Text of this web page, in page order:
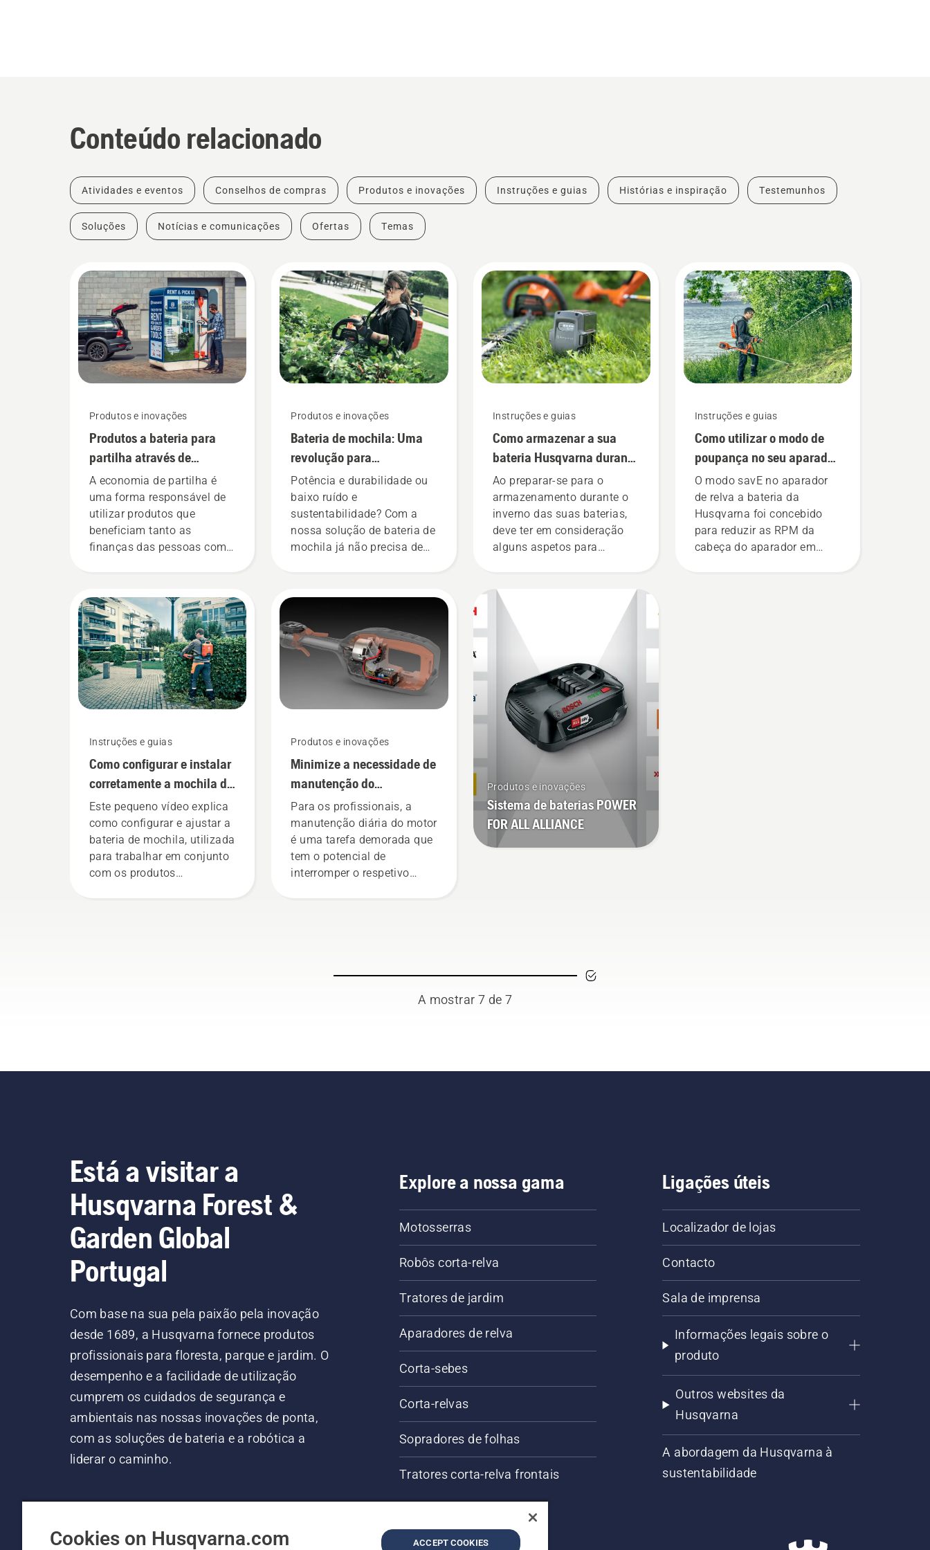
Conteúdo relacionado
Atividades e eventos Conselhos de compras Produtos e inovações Instruções e guias Histórias e inspiração Testemunhos
Soluções Notícias e comunicações Ofertas Temas
Produtos e inovações
Produtos a bateria para
partilha através de
armários de ferramentas
digitais
A economia de partilha é
uma forma responsável de
utilizar produtos que
beneficiam tanto as
finanças das pessoas como
modelo é perfeito para
ferramentas de jardinagem
e estamos agora a
disponibilizar às pessoas a
partilha das nossas
máquinas a bateria,
alugando-as em armários
de ferramentas digitais
You em muitos países.
Instruções e guias
Como configurar e instalar
corretamente a mochila da
bateria
Este pequeno vídeo explica
como configurar e ajustar a
bateria de mochila, utilizada
para trabalhar em conjunto
com os produtos
Produtos e inovações
Bateria de mochila: Uma
revolução para
ferramentas portáteis
alimentadas a bateria
Potência e durabilidade ou
baixo ruído e
sustentabilidade? Com a
nossa solução de bateria de
mochila já não precisa de
num nível completamente
Svennung, Gestor de
Produtos, Sistemas
Elétricos e Baterias
Portáteis da Husqvarna.
Produtos e inovações
Minimize a necessidade de
manutenção do
equipamento elétrico com
ferramentas a bateria
Para os profissionais, a
manutenção diária do motor
é uma tarefa demorada que
tem o potencial de
interromper o respetivo
Instruções e guias
Como armazenar a sua
bateria Husqvarna durante
o inverno
Ao preparar-se para o
armazenamento durante o
inverno das suas baterias,
deve ter em consideração
alguns aspetos para
Produtos e inovações
Sistema de baterias POWER
FOR ALL ALLIANCE
Instruções e guias
Como utilizar o modo de
poupança no seu aparador
de relva a bateria
O modo savE no aparador
de relva a bateria da
Husqvarna foi concebido
para reduzir as RPM da
cabeça do aparador em
A mostrar 7 de 7
Está a visitar a
Husqvarna Forest &
Garden Global
Portugal
Com base na sua pela paixão pela inovação
desde 1689, a Husqvarna fornece produtos
profissionais para floresta, parque e jardim. O
desempenho e a facilidade de utilização
cumprem os cuidados de segurança e
ambientais nas nossas inovações de ponta,
com as soluções de bateria e a robótica a
liderar o caminho.
Explore a nossa gama
Motosserras
Robôs corta-relva
Tratores de jardim
Aparadores de relva
Corta-sebes
Corta-relvas
Sopradores de folhas
Tratores corta-relva frontais
Ligações úteis
Localizador de lojas
Contacto
Sala de imprensa
Informações legais sobre o
produto
Outros websites da
Husqvarna
A abordagem da Husqvarna à
sustentabilidade
Cookies on Husqvarna.com ACCEPT COOKIES